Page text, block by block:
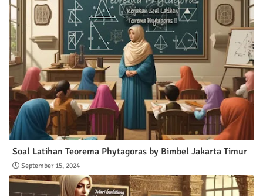
Soal Latihan Teorema Phytagoras by Bimbel Jakarta Timur
September 15, 2024